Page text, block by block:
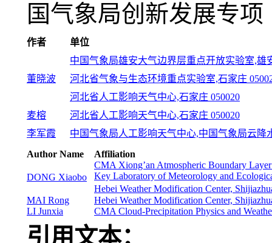
国气象局创新发展专项
作者 单位
董晓波
中国气象局雄安大气边界层重点开放实验室,雄
河北省气象与生态环境重点实验室,石家庄
河北省人工影响天气中心,石家庄 050020
麦榕
河北省人工影响天气中心,石家庄 050020
李军霞
中国气象局人工影响天气中心,中国气象局云降
Author Name
Affiliation
DONG Xiaobo
CMA Xiong’an Atmospheric Boundary
Key Laboratory of Meteorology and
Hebei Weather Modification Center,
MAI Rong
Hebei Weather Modification Center,
LI Junxia
CMA Cloud-Precipitation Physics and
引用文本：